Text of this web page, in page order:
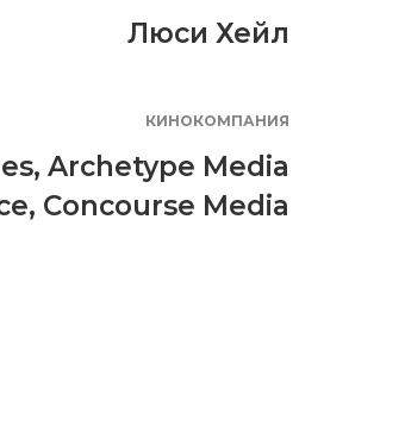
Люси Хейл
КИНОКОМПАНИЯ
, Archetype Media
, Concourse Media